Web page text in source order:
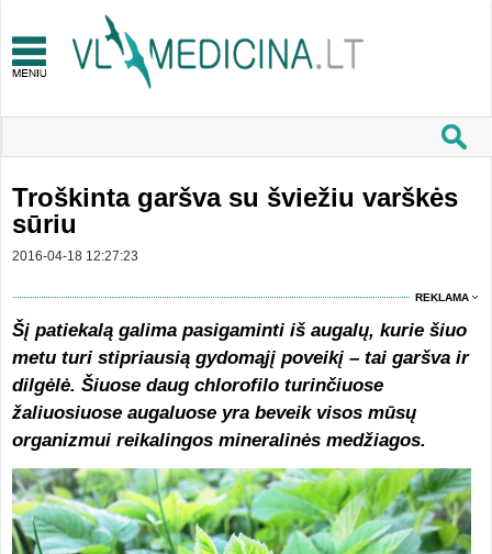
Troškinta garšva su šviežiu varškės
sūriu
2016-04-18 12:27:23
REKLAMA
Šį patiekalą galima pasigaminti iš augalų, kurie šiuo
metu turi stipriausią gydomąjį poveikį – tai garšva ir
dilgėlė. Šiuose daug chlorofilo turinčiuose
žaliuosiuose augaluose yra beveik visos mūsų
organizmui reikalingos mineralinės medžiagos.